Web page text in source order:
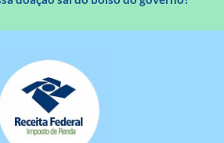
saiba mais